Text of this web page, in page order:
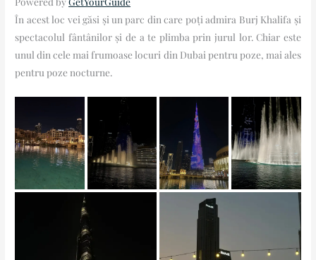
În acest loc vei găsi și un parc din care poți admira Burj Khalifa și
spectacolul fântânilor și de a te plimba prin jurul lor. Chiar este
unul din cele mai frumoase locuri din Dubai pentru poze, mai ales
pentru poze nocturne.